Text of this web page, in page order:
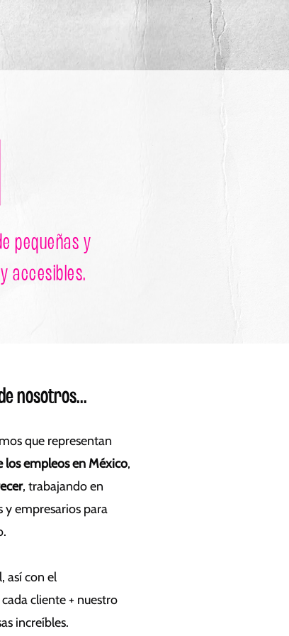
pequeñas y
accesibles.
nosotros...
que representan
los empleos en México,
, trabajando en
empresarios para
así con el
cliente + nuestro
increíbles.